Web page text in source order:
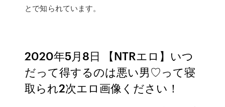
とで知られています。
2020年5月8日 【NTRエロ】いつ
だって得するのは悪い男♡って寝
取られ2次エロ画像ください！